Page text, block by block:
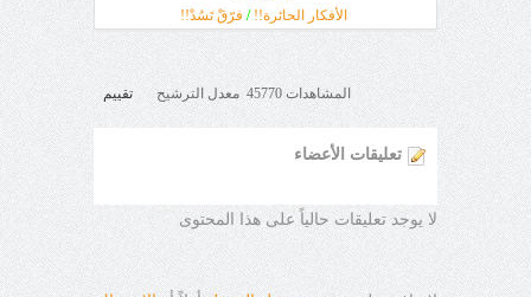
الأفكار الحائرة!! / فرّقْ تَسُدْ!!
المشاهدات 45770 معدل الترشيح تقييم
تعليقات الأعضاء
لا يوجد تعليقات حالياً على هذا المحتوى